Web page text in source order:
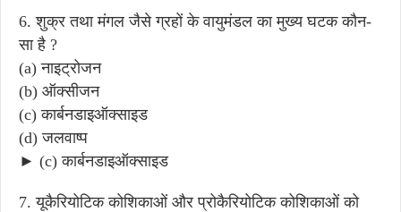
6. शुक्र तथा मंगल जैसे ग्रहों के वायुमंडल का मुख्य घटक कौन-
सा है ?
(a) नाइट्रोजन
(b) ऑक्सीजन
(c) कार्बनडाइऑक्साइड
(d) जलवाष्प
► (c) कार्बनडाइऑक्साइड
7. यूकैरियोटिक कोशिकाओं और प्रोकैरियोटिक कोशिकाओं को